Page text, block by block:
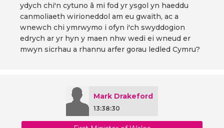
ydych chi'n cytuno â mi fod yr ysgol yn haeddu
canmoliaeth wirioneddol am eu gwaith, ac a
wnewch chi ymrwymo i ofyn i'ch swyddogion
edrych ar yr hyn y maen nhw wedi ei wneud er
mwyn sicrhau a rhannu arfer gorau ledled Cymru?
Mark Drakeford
13:38:30